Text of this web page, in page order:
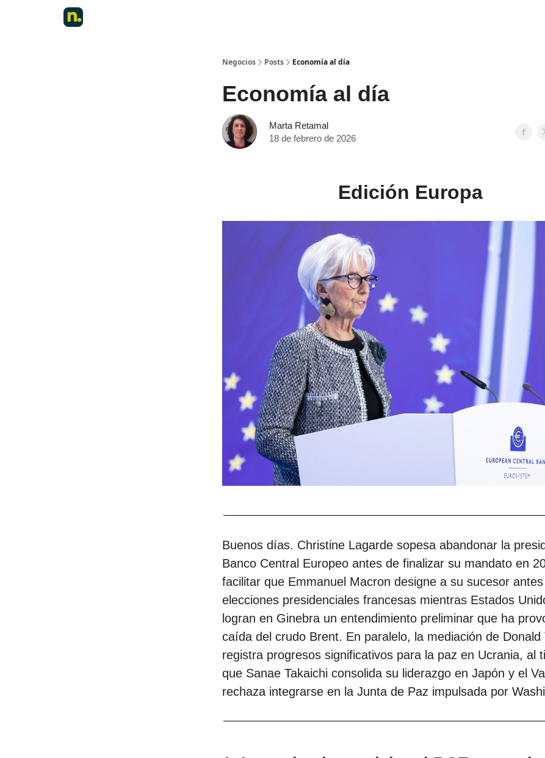
Negocios Posts Economía al día
Economía al día
Marta Retamal
18 de febrero de 2026
Edición Europa
Buenos días. Christine Lagarde sopesa abandonar la
Banco Central Europeo antes de finalizar su mandato en
facilitar que Emmanuel Macron designe a su sucesor
elecciones presidenciales francesas mientras Estados
logran en Ginebra un entendimiento preliminar que ha
caída del crudo Brent. En paralelo, la mediación de Donald
registra progresos significativos para la paz en Ucrania, al
que Sanae Takaichi consolida su liderazgo en Japón y el
rechaza integrarse en la Junta de Paz impulsada por